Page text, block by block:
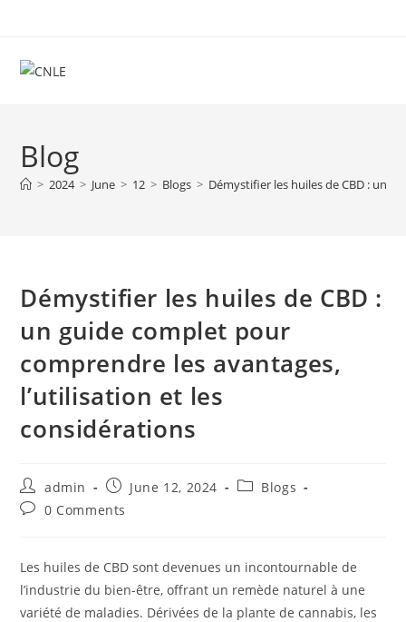
content
Blog
> 2024 > June > 12 > Blogs > Démystifier les huiles de CBD : un
Démystifier les huiles de CBD :
un guide complet pour
comprendre les avantages,
l’utilisation et les
considérations
Post
author:
admin
Post
published:
June 12, 2024
PostBlogs
Post0 Comments
Les huiles de CBD sont devenues un incontournable de
l’industrie du bien-être, offrant un remède naturel à une
variété de maladies. Dérivées de la plante de cannabis, les